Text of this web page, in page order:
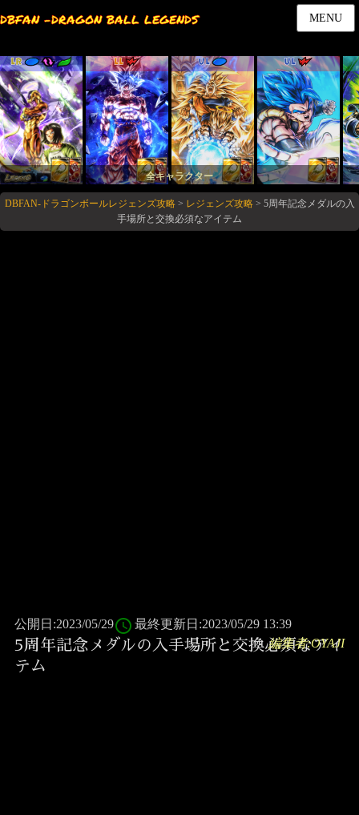
DBFAN -DRAGON BALL LEGENDS MENU
LR LL UL UL
全キャラクター
DBFAN-ドラゴンボールレジェンズ攻略> レジェンズ攻略> 5周年記念メダルの入
手場所と交換必須なアイテム
公開日:2023/05/29access_time 最終更新日:2023/05/29 13:39
5周年記念メダルの入手場所と交換必須なアイ
テム
編集者:OYAJI